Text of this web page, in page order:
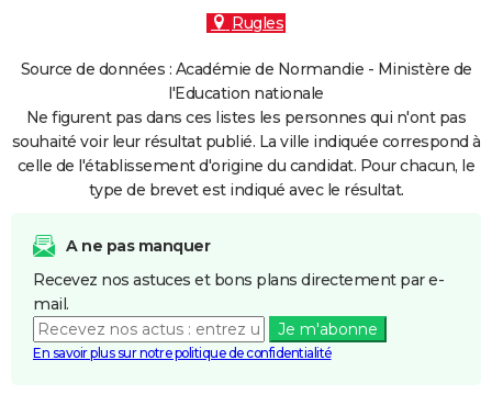
Rugles
Source de données : Académie de Normandie - Ministère de
l'Education nationale
Ne figurent pas dans ces listes les personnes qui n'ont pas
souhaité voir leur résultat publié. La ville indiquée correspond à
celle de l'établissement d'origine du candidat. Pour chacun, le
type de brevet est indiqué avec le résultat.
A ne pas manquer
Recevez nos astuces et bons plans directement par e-
mail.
Je m'abonne
En savoir plus sur notre politique de confidentialité